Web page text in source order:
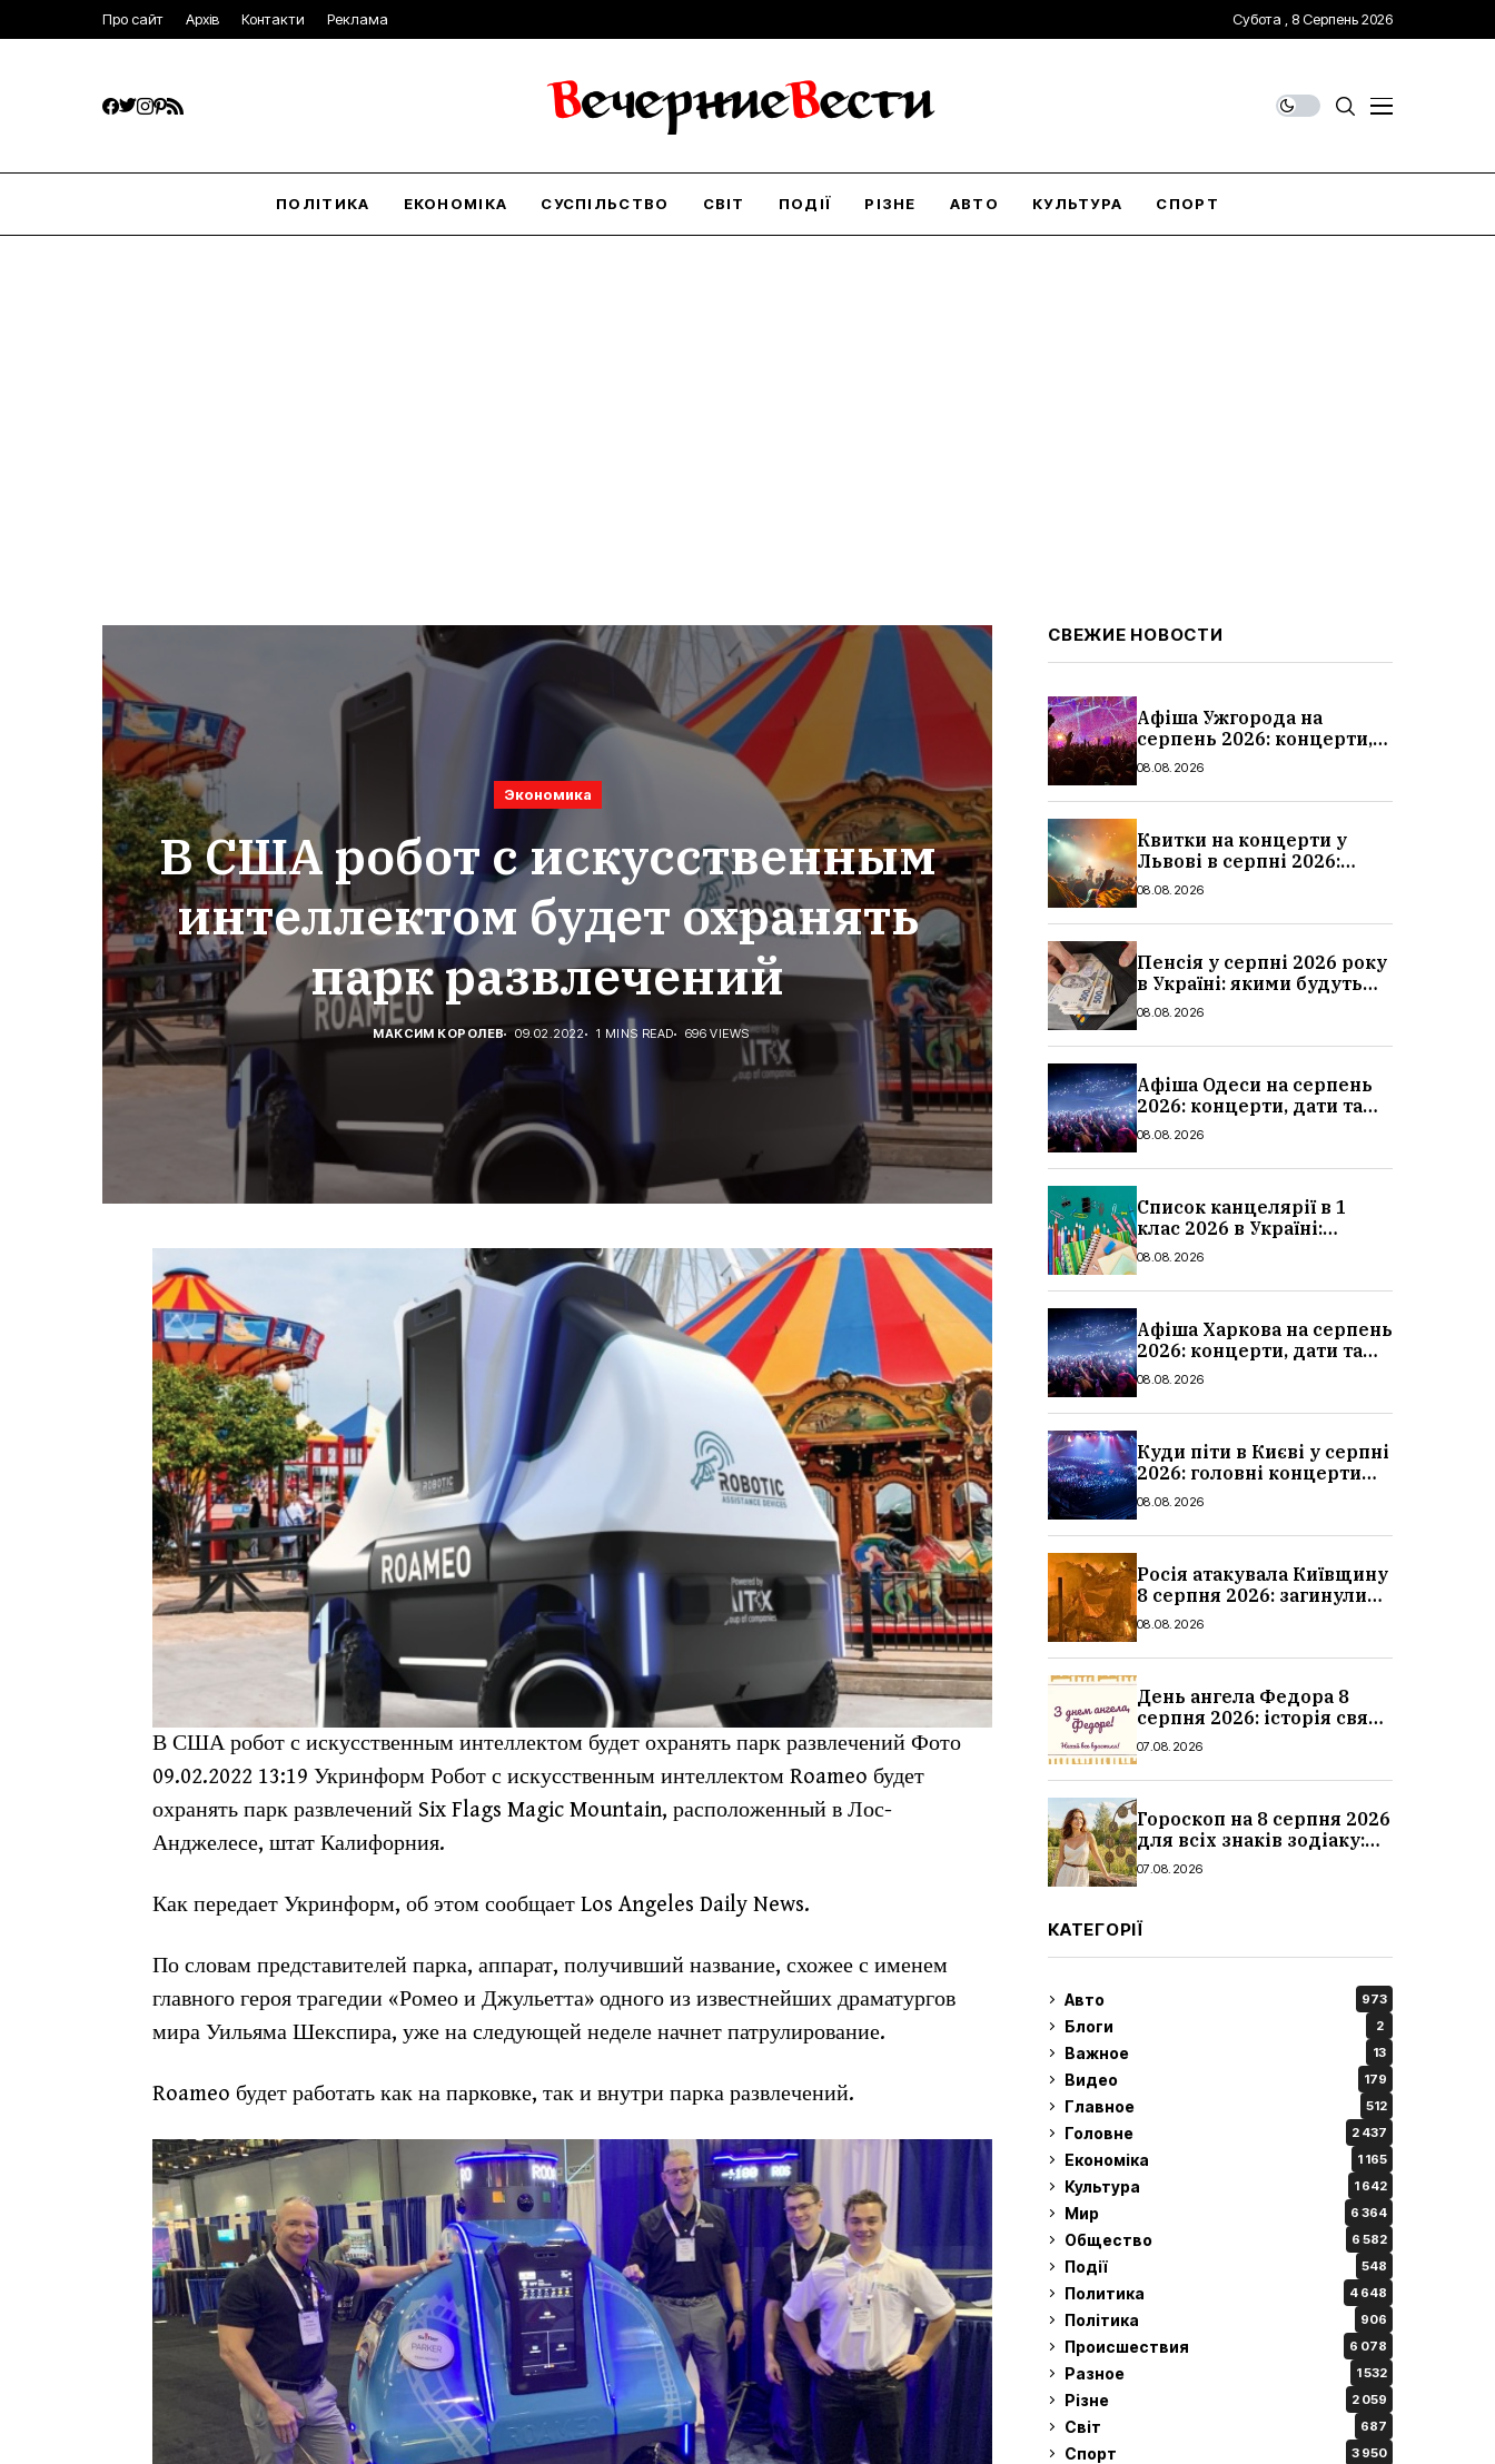
Про сайт Архів Контакти Реклама Субота , 8 Серпень 2026
ПОЛІТИКА ЕКОНОМІКА СУСПІЛЬСТВО СВІТ ПОДІЇ РІЗНЕ АВТО КУЛЬТУРА СПОРТ
Экономика
В США робот с искусственным
интеллектом будет охранять
парк развлечений
МАКСИМ КОРОЛЕВ 09.02.2022 1 MINS READ 696 VIEWS
В США робот с искусственным интеллектом будет охранять парк развлечений Фото
09.02.2022 13:19 Укринформ Робот с искусственным интеллектом Roameo будет
охранять парк развлечений Six Flags Magic Mountain, расположенный в Лос-
Анджелесе, штат Калифорния.
Как передает Укринформ, об этом сообщает Los Angeles Daily News.
По словам представителей парка, аппарат, получивший название, схожее с именем
главного героя трагедии «Ромео и Джульетта» одного из известнейших драматургов
мира Уильяма Шекспира, уже на следующей неделе начнет патрулирование.
Roameo будет работать как на парковке, так и внутри парка развлечений.
СВЕЖИЕ НОВОСТИ
Афіша Ужгорода на
серпень 2026: концерти,
дати та ціни
08.08.2026
Квитки на концерти у
Львові в серпні 2026:
дати, ціни та локації
08.08.2026
Пенсія у серпні 2026 року
в Україні: якими будуть
мінімальні та
суми
08.08.2026
Афіша Одеси на серпень
2026: концерти, дати та
ціни квитків
08.08.2026
Список канцелярії в 1
клас 2026 в Україні:
повний чек-лист для
08.08.2026
Афіша Харкова на серпень
2026: концерти, дати та
ціни квитків
08.08.2026
Куди піти в Києві у серпні
2026: головні концерти
місяця, дати, артисти та
08.08.2026
Росія атакувала Київщину
8 серпня 2026: загинули
троє людей, серед них
08.08.2026
День ангела Федора 8
серпня 2026: історія свята,
значення імені,
прозі
07.08.2026
Гороскоп на 8 серпня 2026
для всіх знаків зодіаку:
кохання, гроші та справи
07.08.2026
КАТЕГОРІЇ
Авто 973
Блоги 2
Важное 13
Видео 179
Главное 512
Головне 2 437
Економіка 1 165
Культура 1 642
Мир 6 364
Общество 6 582
Події 548
Политика 4 648
Політика 906
Происшествия 6 078
Разное 1 532
Різне 2 059
Світ 687
Спорт 3 950